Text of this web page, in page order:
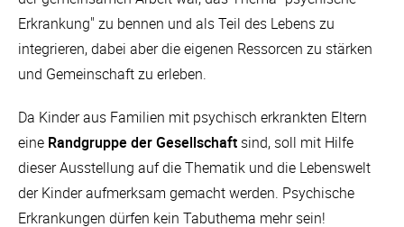
Erkrankung" zu bennen und als Teil des Lebens zu
integrieren, dabei aber die eigenen Ressorcen zu stärken
und Gemeinschaft zu erleben.
Da Kinder aus Familien mit psychisch erkrankten Eltern
eine Randgruppe der Gesellschaft sind, soll mit Hilfe
dieser Ausstellung auf die Thematik und die Lebenswelt
der Kinder aufmerksam gemacht werden. Psychische
Erkrankungen dürfen kein Tabuthema mehr sein!